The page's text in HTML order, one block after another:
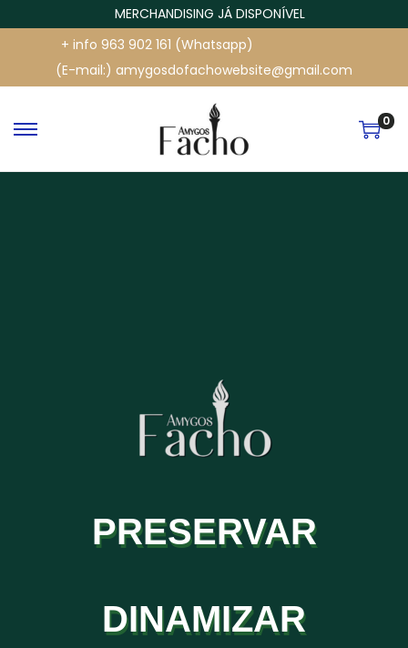
MERCHANDISING JÁ DISPONÍVEL
+ info 963 902 161 (Whatsapp)
(E-mail:) amygosdofachowebsite@gmail.com
0
PRESERVAR
DINAMIZAR